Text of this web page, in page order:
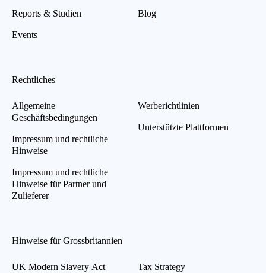
Reports & Studien
Events
Blog
Rechtliches
Allgemeine
Geschäftsbedingungen
Impressum und rechtliche
Hinweise
Impressum und rechtliche
Hinweise für Partner und
Zulieferer
Werberichtlinien
Unterstützte Plattformen
Hinweise für Grossbritannien
UK Modern Slavery Act
Tax Strategy